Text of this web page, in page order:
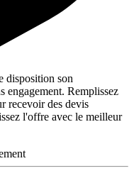
disposition son
engagement. Remplissez
recevoir des devis
l'offre avec le meilleur